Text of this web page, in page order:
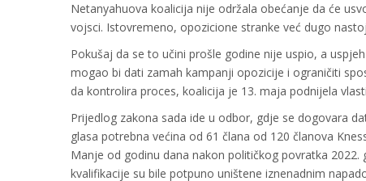
Netanyahuova koalicija nije održala obećanje da će
vojsci. Istovremeno, opozicione stranke već dugo
Pokušaj da se to učini prošle godine nije uspio, a
mogao bi dati zamah kampanji opozicije i ograničiti
da kontrolira proces, koalicija je 13. maja podnijela
Prijedlog zakona sada ide u odbor, gdje se dogovara
glasa potrebna većina od 61 člana od 120 članova
Manje od godinu dana nakon političkog povratka
kvalifikacije su bile potpuno uništene iznenadnim